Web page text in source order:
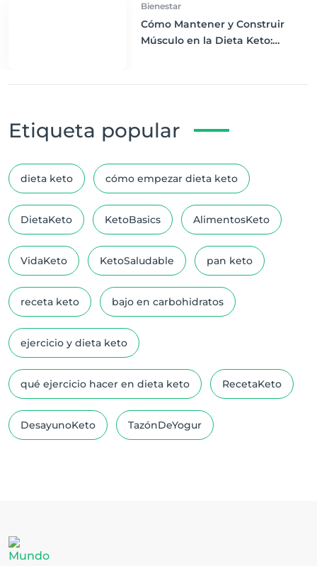
Bienestar
Cómo Mantener y Construir
Músculo en la Dieta Keto:
Etiqueta popular
dieta keto cómo empezar dieta keto
DietaKeto KetoBasics AlimentosKeto
VidaKeto KetoSaludable pan keto
receta keto bajo en carbohidratos
ejercicio y dieta keto
qué ejercicio hacer en dieta keto RecetaKeto
DesayunoKeto TazónDeYogur